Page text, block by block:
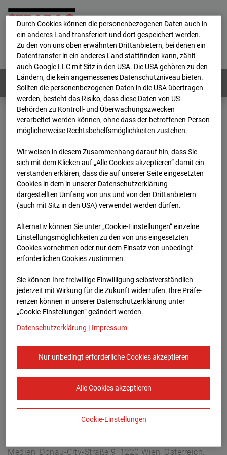
Home E-Mail Impressum
Login
Deutsch / English
Webcams: Alle Länder
Home
Niederlande
BC-153 - Strabag - BV-Amsterdam
Archiv
2026
07 08 11:30
BC-153 - Strabag - BV-
Amsterdam
Hettenheuvelweg 16, 1101 BN Amsterdam
Zur Übersicht
Europe/Amsterdam
Medien, Donau-City-Straße 9, 1220 Wien, Österreich,
Durch Cookies können die personenbezogenen Daten auch in
ein anderes Land transferiert und dort gespeichert werden.
Zu den von uns oben erwähnten Drittanbietern, bei denen ein
Datentransfer in ein anderes Land stattfinden kann, zählt
auch Google LLC mit Sitz in den USA. Die USA gehören zu den
Ländern, die kein angemessenes Datenschutzniveau bieten.
Sollten die personenbezogenen Daten in die USA übertragen
werden, besteht das Risiko, dass diese Daten von US-
Behörden zu Kontroll- und Überwachungszwecken
verarbeitet werden können, ohne dass der betroffenen Person
möglicherweise Rechtsbehelfsmöglichkeiten zustehen.
Wir weisen in diesem Zusammenhang darauf hin, dass Sie
sich mit dem Klicken auf „Alle Cookies akzeptieren“ damit ein­
ver­standen erklären, dass die auf unserer Seite eingesetzten
Cookies in dem in unserer Datenschutzerklärung
dargestellten Umfang von uns und von den Drittanbietern
(auch mit Sitz in den USA) verwendet werden dürfen.
Alternativ können Sie unter „Cookie-Einstellungen“ einzelne
Einstellungsmöglichkeiten zu den von uns eingesetzten
Cookies vornehmen oder nur dem Einsatz von unbedingt
erforderlichen Cookies zustimmen.
Sie können Ihre freiwillige Einwilligung selbstverständlich
jederzeit mit Wirkung für die Zukunft widerrufen. Ihre Prä­fe­
renzen können in unserer Datenschutzerklärung unter
„Cookie-Einstellungen“ geändert werden.
Datenschutzerklärung | Impressum
Nur unbedingt erforderliche Cookies akzeptieren
Alle Cookies akzeptieren
Cookie-Einstellungen